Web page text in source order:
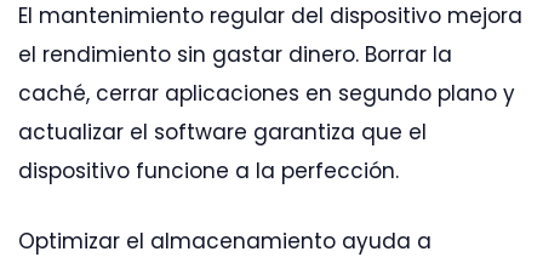
El mantenimiento regular del dispositivo mejora
el rendimiento sin gastar dinero. Borrar la
caché, cerrar aplicaciones en segundo plano y
actualizar el software garantiza que el
dispositivo funcione a la perfección.
Optimizar el almacenamiento ayuda a